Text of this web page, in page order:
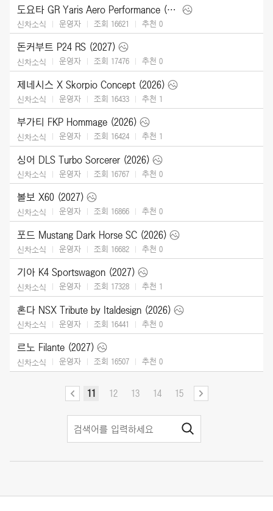
도요타 GR Yaris Aero Performance (2026)
신차소식 운영자 조회 16621 추천 0
돈커부트 P24 RS (2027)
신차소식 운영자 조회 17476 추천 0
제네시스 X Skorpio Concept (2026)
신차소식 운영자 조회 16433 추천 1
부가티 FKP Hommage (2026)
신차소식 운영자 조회 16424 추천 1
싱어 DLS Turbo Sorcerer (2026)
신차소식 운영자 조회 16767 추천 0
볼보 X60 (2027)
신차소식 운영자 조회 16866 추천 0
포드 Mustang Dark Horse SC (2026)
신차소식 운영자 조회 16682 추천 0
기아 K4 Sportswagon (2027)
신차소식 운영자 조회 17328 추천 1
혼다 NSX Tribute by Italdesign (2026)
신차소식 운영자 조회 16441 추천 0
르노 Filante (2027)
신차소식 운영자 조회 16507 추천 0
11 12 13 14 15